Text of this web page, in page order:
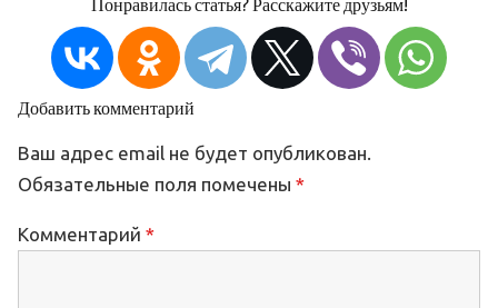
Понравилась статья? Расскажите друзьям!
Добавить комментарий
Ваш адрес email не будет опубликован.
Обязательные поля помечены *
Комментарий *